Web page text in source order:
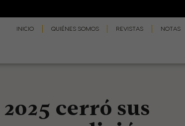
INICIO QUIÉNES SOMOS REVISTAS NOTAS
cerró sus